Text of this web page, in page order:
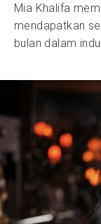
Mia Khalifa
mendapatkan
bulan dalam